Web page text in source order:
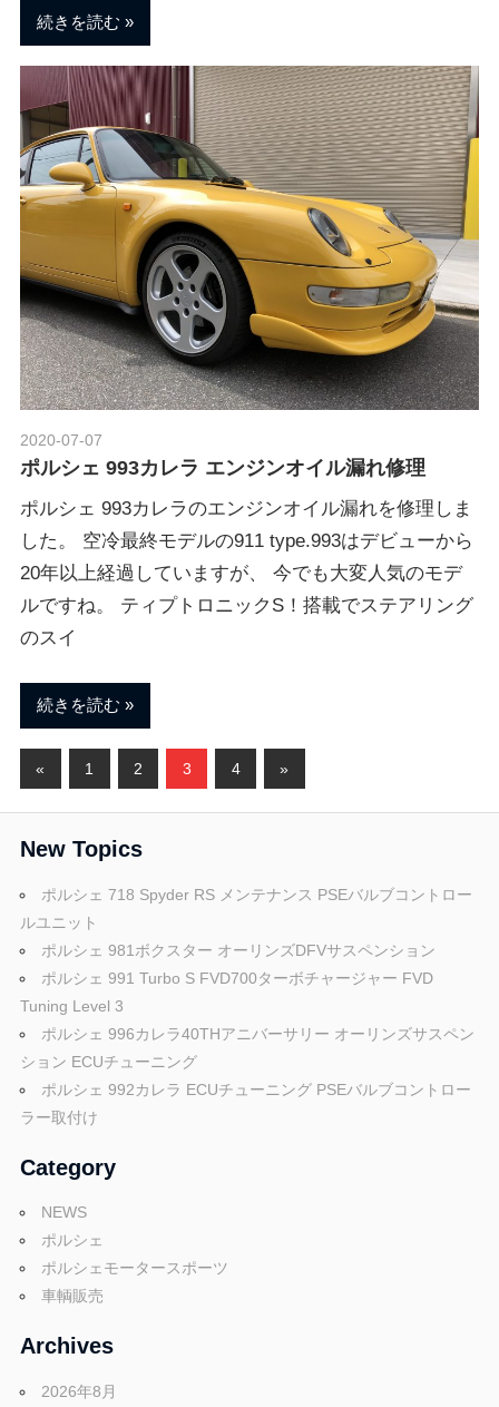
続きを読む
2020-07-07
ポルシェ 993カレラ エンジンオイル漏れ修理
ポルシェ 993カレラのエンジンオイル漏れを修理しま
した。 空冷最終モデルの911 type.993はデビューから
20年以上経過していますが、 今でも大変人気のモデ
ルですね。 ティプトロニックS！搭載でステアリング
のスイ
続きを読む
投
稿
ナ
ビ
ゲ
ー
シ
ョ
ン
«
事
1 2 3 4
次
»
New Topics
ポルシェ 718 Spyder RS メンテナンス PSEバルブコントロー
ルユニット
ポルシェ 981ボクスター オーリンズDFVサスペンション
ポルシェ 991 Turbo S FVD700ターボチャージャー FVD
Tuning Level 3
ポルシェ 996カレラ40THアニバーサリー オーリンズサスペン
ション ECUチューニング
ポルシェ 992カレラ ECUチューニング PSEバルブコントロー
ラー取付け
Category
NEWS
ポルシェ
ポルシェモータースポーツ
車輌販売
Archives
2026年8月